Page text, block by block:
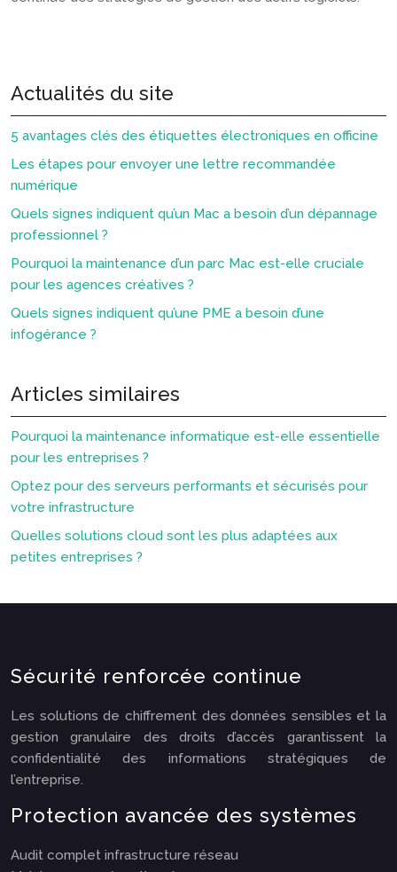
Actualités du site
5 avantages clés des étiquettes électroniques en officine
Les étapes pour envoyer une lettre recommandée
numérique
Quels signes indiquent qu’un Mac a besoin d’un dépannage
professionnel ?
Pourquoi la maintenance d’un parc Mac est-elle cruciale
pour les agences créatives ?
Quels signes indiquent qu’une PME a besoin d’une
infogérance ?
Articles similaires
Pourquoi la maintenance informatique est-elle essentielle
pour les entreprises ?
Optez pour des serveurs performants et sécurisés pour
votre infrastructure
Quelles solutions cloud sont les plus adaptées aux
petites entreprises ?
Sécurité renforcée continue
Les solutions de chiffrement des données sensibles et la
gestion granulaire des droits d’accès garantissent la
confidentialité des informations stratégiques de
l’entreprise.
Protection avancée des systèmes
Audit complet infrastructure réseau